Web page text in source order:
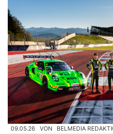
09.05.26 VON BELMEDIA